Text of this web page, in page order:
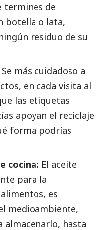
termines de
botella o lata,
residuo de su
Se más cuidadoso a
en cada visita al
las etiquetas
apoyan el reciclaje
forma podrías
cocina: El aceite
para la
es
medioambiente,
almacenarlo, hasta